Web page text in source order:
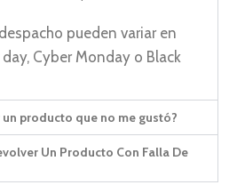
pueden variar en
Cyber Monday o Black
producto que no me gustó?
Un Producto Con Falla De